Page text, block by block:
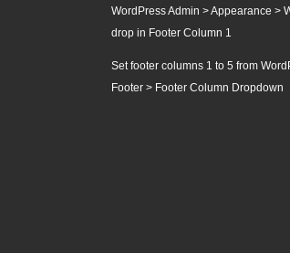
WordPress Admin > Appearance >
drop in Footer Column 1
Set footer columns 1 to 5 from
Footer > Footer Column Dropdown